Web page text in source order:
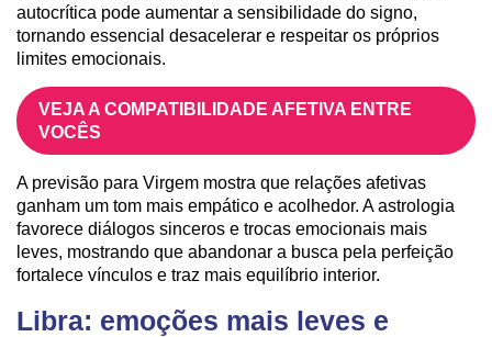
autocrítica pode aumentar a sensibilidade do signo,
tornando essencial desacelerar e respeitar os próprios
limites emocionais.
VEJA A COMPATIBILIDADE AFETIVA ENTRE
VOCÊS
A previsão para Virgem mostra que relações afetivas
ganham um tom mais empático e acolhedor. A astrologia
favorece diálogos sinceros e trocas emocionais mais
leves, mostrando que abandonar a busca pela perfeição
fortalece vínculos e traz mais equilíbrio interior.
Libra: emoções mais leves e